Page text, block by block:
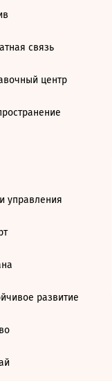
связь
центр
управления
развитие